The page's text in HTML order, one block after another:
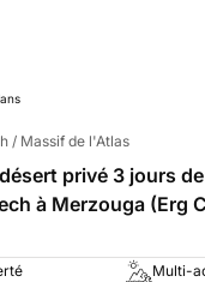
/ Massif de l'Atlas
privé 3 jours de
à Merzouga (Erg
Multi-